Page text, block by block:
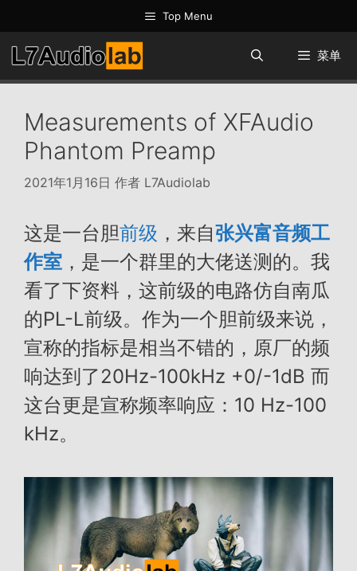
至
内
容
Top Menu
菜单
Measurements of XFAudio
Phantom Preamp
2021年1月16日 作者 L7Audiolab
这是一台胆前级 ，来自张兴富音频工
作室 ，是一个群里的大佬送测的。我
看了下资料，这前级的电路仿自南瓜
的PL-L前级。作为一个胆前级来说，
宣称的指标是相当不错的，原厂的频
响达到了20Hz-100kHz +0/-1dB 而
这台更是宣称频率响应：10 Hz-100
kHz。